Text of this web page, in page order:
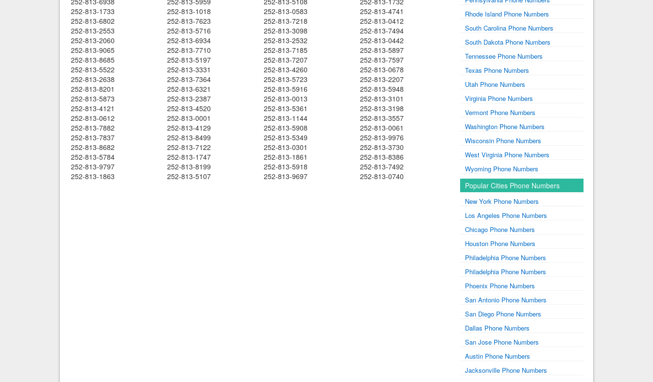
252-813-1733
252-813-1018 252-813-0583
252-813-4741
252-813-6802
252-813-7623 252-813-7218
252-813-0412
252-813-2553
252-813-5716 252-813-3098
252-813-7494
252-813-2060
252-813-6934 252-813-2532
252-813-0442
252-813-9065
252-813-7710 252-813-7185
252-813-5897
252-813-8685
252-813-5197 252-813-7207
252-813-7597
252-813-5522
252-813-3331 252-813-4260
252-813-0678
252-813-2638
252-813-7364 252-813-5723
252-813-2207
252-813-8201
252-813-6321 252-813-5916
252-813-5948
252-813-5873
252-813-2387 252-813-0013
252-813-3101
252-813-4121
252-813-4520 252-813-5361
252-813-3198
252-813-0612
252-813-0001 252-813-1144
252-813-3557
252-813-7882
252-813-4129 252-813-5908
252-813-0061
252-813-7837
252-813-8499 252-813-5349
252-813-9976
252-813-8682
252-813-7122 252-813-0301
252-813-3730
252-813-5784
252-813-1747 252-813-1861
252-813-8386
252-813-9797
252-813-8199 252-813-5918
252-813-7492
252-813-1863
252-813-5107 252-813-9697 252-813-0740
Rhode Island Phone Numbers
South Carolina Phone Numbers
South Dakota Phone Numbers
Tennessee Phone Numbers
Texas Phone Numbers
Utah Phone Numbers
Virginia Phone Numbers
Vermont Phone Numbers
Washington Phone Numbers
Wisconsin Phone Numbers
West Virginia Phone Numbers
Wyoming Phone Numbers
Popular Cities Phone Numbers
New York Phone Numbers
Los Angeles Phone Numbers
Chicago Phone Numbers
Houston Phone Numbers
Philadelphia Phone Numbers
Philadelphia Phone Numbers
Phoenix Phone Numbers
San Antonio Phone Numbers
San Diego Phone Numbers
Dallas Phone Numbers
San Jose Phone Numbers
Austin Phone Numbers
Jacksonville Phone Numbers